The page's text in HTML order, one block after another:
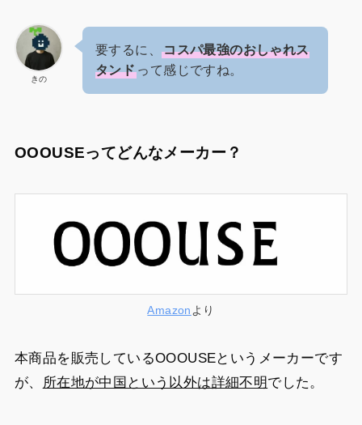
きの
要するに、コスパ最強のおしゃれス
タンド って感じですね。
OOOUSEってどんなメーカー？
Amazon より
本商品を販売しているOOOUSEというメーカーです
が、
所在地が中国という以外は詳細不明でした。